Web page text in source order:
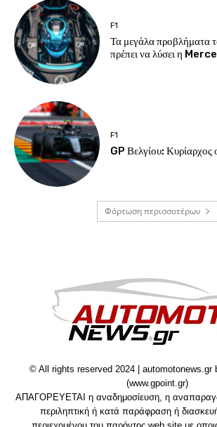
F1
Τα μεγάλα προβλήματα
πρέπει να λύσει η
F1
GP Βελγίου:
Φόρτωση περισσοτέρων
© All rights reserved 2024 | automotonews.gr
(www.gpoint.gr)
ΑΠΑΓΟΡΕΥΕΤΑΙ η αναδημοσίευση, η
περιληπτική ή κατά παράφραση ή